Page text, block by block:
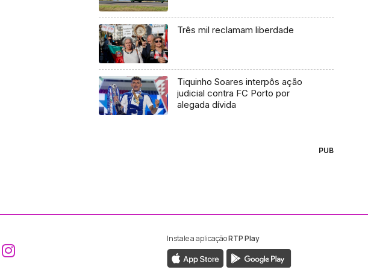
Três mil reclamam liberdade
Tiquinho Soares interpôs ação
judicial contra FC Porto por
alegada dívida
PUB
Aceder ao Facebook da RTP Madeira
Aceder ao Instagram da RTP Madeira
Instale a aplicaçãoRTP Play